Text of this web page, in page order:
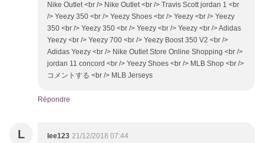
Nike Outlet <br /> Nike Outlet <br /> Travis Scott jordan 1 <br
/> Yeezy 350 <br /> Yeezy Shoes <br /> Yeezy <br /> Yeezy
350 <br /> Yeezy 350 <br /> Yeezy <br /> Yeezy <br /> Adidas
Yeezy <br /> Yeezy 700 <br /> Yeezy Boost 350 V2 <br />
Adidas Yeezy <br /> Nike Outlet Store Online Shopping <br />
jordan 11 concord <br /> Yeezy Shoes <br /> MLB Shop <br />
コメントする <br /> MLB Jerseys
Répondre
L lee123 21/12/2018 07:44